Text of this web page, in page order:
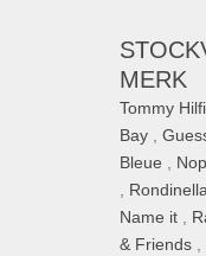
MERK
Tommy
Bay ,
Bleue
Rondinella
Name it
& Friends ,